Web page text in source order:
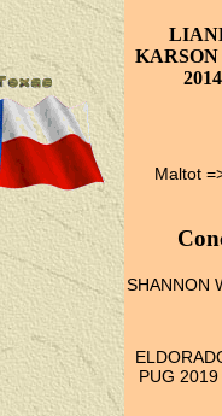
KARSON
Maltot
SHANNON
PUG